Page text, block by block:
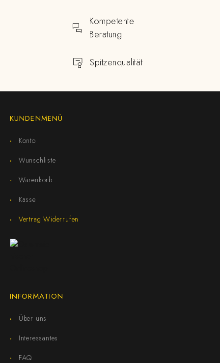
Kompetente
Beratung
Spitzenqualität
KUNDENMENÜ
Konto
Wunschliste
Warenkorb
Kasse
Vertrag Widerrufen
INFORMATION
Über uns
Interessantes
FAQ